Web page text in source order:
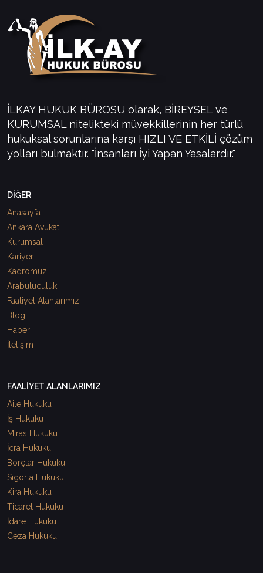
İLKAY HUKUK BÜROSU olarak, BİREYSEL ve
KURUMSAL nitelikteki müvekkillerinin her türlü
hukuksal sorunlarına karşı HIZLI VE ETKİLİ çözüm
yolları bulmaktır. "İnsanları İyi Yapan Yasalardır."
DİĞER
Anasayfa
Ankara Avukat
Kurumsal
Kariyer
Kadromuz
Arabuluculuk
Faaliyet Alanlarımız
Blog
Haber
İletişim
FAALİYET ALANLARIMIZ
Aile Hukuku
İş Hukuku
Miras Hukuku
İcra Hukuku
Borçlar Hukuku
Sigorta Hukuku
Kira Hukuku
Ticaret Hukuku
İdare Hukuku
Ceza Hukuku